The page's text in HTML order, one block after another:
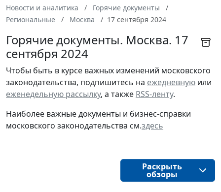
Новости и аналитика
Горячие документы
Региональные
Москва 17 сентября 2024
Горячие документы. Москва. 17
сентября 2024
Чтобы быть в курсе важных изменений московского
законодательства, подпишитесь на ежедневную или
еженедельную рассылку, а также RSS-ленту.
Наиболее важные документы и бизнес-справки
московского законодательства см.здесь
Раскрыть
обзоры